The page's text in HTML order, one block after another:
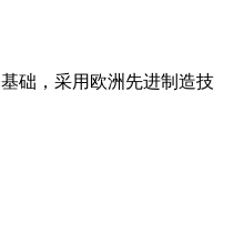
础，采用欧洲先进制造技